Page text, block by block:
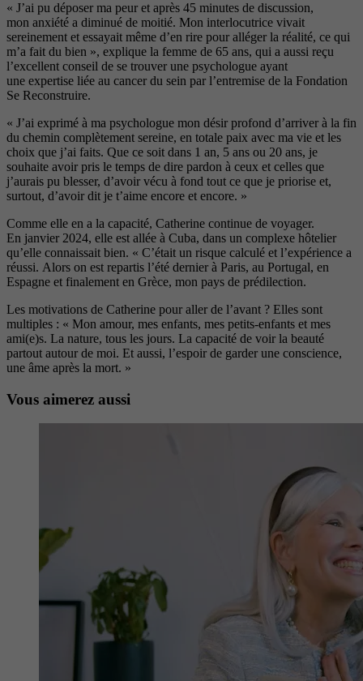
« J’ai pu déposer ma peur et après 45 minutes de discussion,
mon anxiété a diminué de moitié. Mon interlocutrice vivait
sereinement et essayait même d’en rire pour alléger la réalité, ce qui
m’a fait du bien », explique la femme de 65 ans, qui a aussi reçu
l’excellent conseil de se trouver une psychologue ayant
une expertise liée au cancer du sein par l’entremise de la Fondation
Se Reconstruire.
« J’ai exprimé à ma psychologue mon désir profond d’arriver à la fin
du chemin complètement sereine, en totale paix avec ma vie et les
choix que j’ai faits. Que ce soit dans 1 an, 5 ans ou 20 ans, je
souhaite avoir pris le temps de dire pardon à ceux et celles que
j’aurais pu blesser, d’avoir vécu à fond tout ce que je priorise et,
surtout, d’avoir dit je t’aime encore et encore. »
Comme elle en a la capacité, Catherine continue de voyager.
En janvier 2024, elle est allée à Cuba, dans un complexe hôtelier
qu’elle connaissait bien. « C’était un risque calculé et l’expérience a
réussi. Alors on est repartis l’été dernier à Paris, au Portugal, en
Espagne et finalement en Grèce, mon pays de prédilection.
Les motivations de Catherine pour aller de l’avant ? Elles sont
multiples : « Mon amour, mes enfants, mes petits-enfants et mes
ami(e)s. La nature, tous les jours. La capacité de voir la beauté
partout autour de moi. Et aussi, l’espoir de garder une conscience,
une âme après la mort. »
Vous aimerez aussi